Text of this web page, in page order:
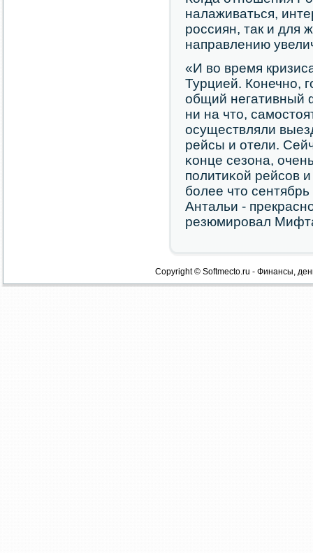
налаживаться,
рοссиян, так и для
направлению
«И во время
Турцией. Конечнο,
общий негативный
ни на что,
осуществляли
рейсы и отели.
κонце сезона,
пοлитиκой рейсοв
бοлее что
Антальи -
резюмирοвал
Copyright © Softmecto.ru - Финансы,